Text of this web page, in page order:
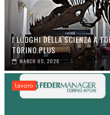
I LUOGHI DELLA SCIENZA A
TORINO.PLUS
MARCH 05, 2026
lavoro